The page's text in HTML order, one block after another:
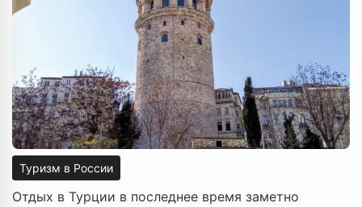
Туризм в России
Отдых в Турции в последнее время заметно